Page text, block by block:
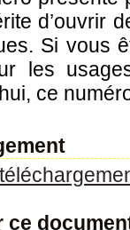
d’ouvrir
Si vous
les
ce
ce